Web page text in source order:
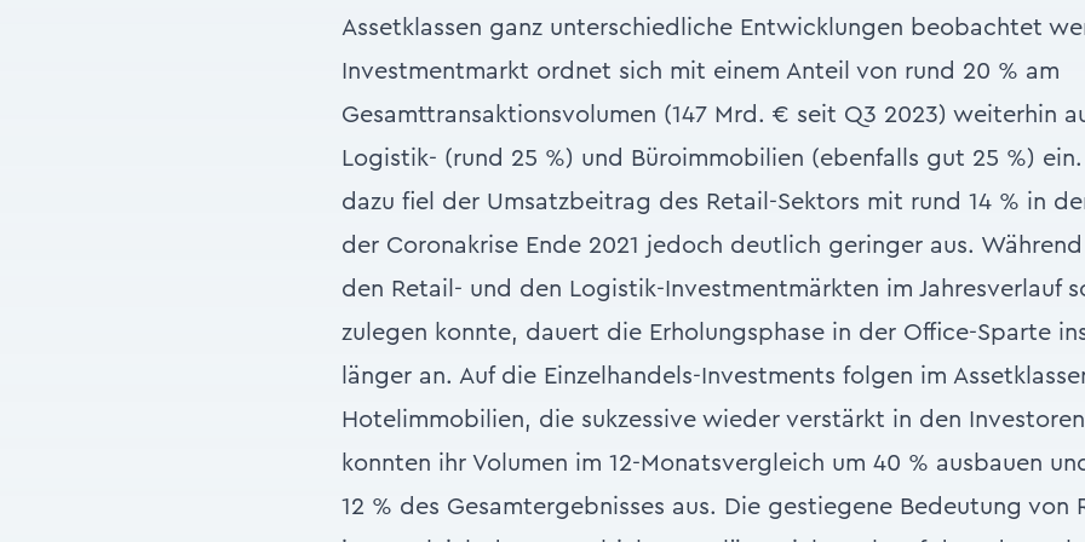
Assetklassen ganz unterschiedliche Entwicklungen beobachtet
Investmentmarkt ordnet sich mit einem Anteil von rund 20 % am
Gesamttransaktionsvolumen (147 Mrd. € seit Q3 2023) weiterhin
Logistik- (rund 25 %) und Büroimmobilien (ebenfalls gut 25 %)
dazu fiel der Umsatzbeitrag des Retail-Sektors mit rund 14 % in
der Coronakrise Ende 2021 jedoch deutlich geringer aus.
den Retail- und den Logistik-Investmentmärkten im Jahresverlauf
zulegen konnte, dauert die Erholungsphase in der Office-Sparte
länger an. Auf die Einzelhandels-Investments folgen im
Hotelimmobilien, die sukzessive wieder verstärkt in den
konnten ihr Volumen im 12-Monatsvergleich um 40 % ausbauen
12 % des Gesamtergebnisses aus. Die gestiegene Bedeutung von